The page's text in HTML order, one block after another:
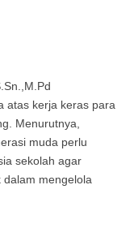
atas kerja keras para
Menurutnya,
muda perlu
sekolah agar
dalam mengelola